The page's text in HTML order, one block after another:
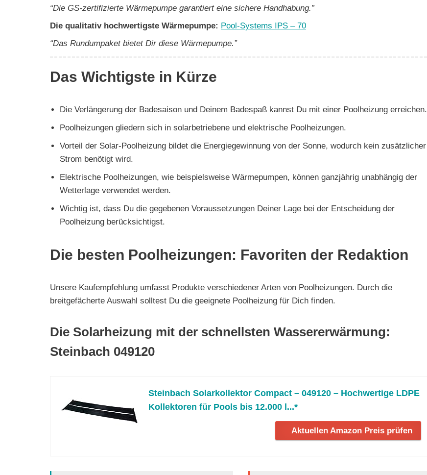
“Die GS-zertifizierte Wärmepumpe garantiert eine sichere Handhabung.”
Die qualitativ hochwertigste Wärmepumpe: Pool-Systems IPS – 70
“Das Rundumpaket bietet Dir diese Wärmepumpe.”
Das Wichtigste in Kürze
Die Verlängerung der Badesaison und Deinem Badespaß kannst Du mit einer Poolheizung erreichen.
Poolheizungen gliedern sich in solarbetriebene und elektrische Poolheizungen.
Vorteil der Solar-Poolheizung bildet die Energiegewinnung von der Sonne, wodurch kein zusätzlicher
Strom benötigt wird.
Elektrische Poolheizungen, wie beispielsweise Wärmepumpen, können ganzjährig unabhängig der
Wetterlage verwendet werden.
Wichtig ist, dass Du die gegebenen Voraussetzungen Deiner Lage bei der Entscheidung der
Poolheizung berücksichtigst.
Die besten Poolheizungen: Favoriten der Redaktion
Unsere Kaufempfehlung umfasst Produkte verschiedener Arten von Poolheizungen. Durch die
breitgefächerte Auswahl solltest Du die geeignete Poolheizung für Dich finden.
Die Solarheizung mit der schnellsten Wassererwärmung:
Steinbach 049120
Steinbach Solarkollektor Compact – 049120 – Hochwertige LDPE
Kollektoren für Pools bis 12.000 l...*
Aktuellen Amazon Preis prüfen